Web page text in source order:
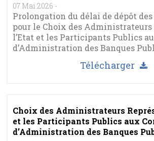
07 Mai 2026 -
Prolongation du délai de dépôt
pour le Choix des Administrateurs
l’Etat et les Participants Publics
d’Administration des Banques
Télécharger
Choix des Administrateurs
et les Participants Publics aux
d’Administration des Banques